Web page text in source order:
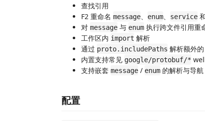
查找引用
F2 重命名 message enum service
对 message 与 enum 执行跨文件引用重
工作区内 import 解析
通过 proto.includePaths 解析额外
内置支持常见 google/protobuf/*
支持嵌套 message / enum 的解析与导航
配置